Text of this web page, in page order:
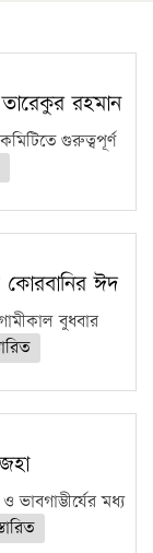
রহমান
গুরুত্বপূর্ণ
কোরবানির ঈদ
বুধবার
মধ্য